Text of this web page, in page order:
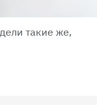
такие же,